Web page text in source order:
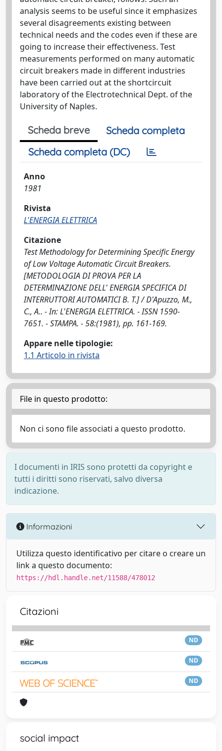
analysis seems to be useful since it emphasizes
several disagreements existing between
technical needs and the codes even if these are
going to increase their effectiveness. Test
measurements performed on many automatic
circuit breakers made in different industries
have been carried out at the shortcircuit
laboratory of the Electrotechnical Dept. of the
University of Naples.
Scheda breve
Scheda completa
Scheda completa (DC)
Anno
1981
Rivista
L'ENERGIA ELETTRICA
Citazione
Test Methodology for Determining Specific Energy
of Low Voltage Automatic Circuit Breakers.
[METODOLOGIA DI PROVA PER LA
DETERMINAZIONE DELL' ENERGIA SPECIFICA DI
INTERRUTTORI AUTOMATICI B. T.] / D'Apuzzo, M.,
C., A.. - In: L'ENERGIA ELETTRICA. - ISSN 1590-
7651. - STAMPA. - 58:(1981), pp. 161-169.
Appare nelle tipologie:
1.1 Articolo in rivista
File in questo prodotto:
Non ci sono file associati a questo prodotto.
I documenti in IRIS sono protetti da copyright e
tutti i diritti sono riservati, salvo diversa
indicazione.
Informazioni
Utilizza questo identificativo per citare o creare un
link a questo documento:
https://hdl.handle.net/11588/478012
Citazioni
ND
ND
ND
social impact